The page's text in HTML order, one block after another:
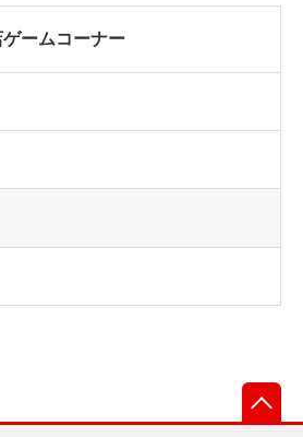
ームコーナー